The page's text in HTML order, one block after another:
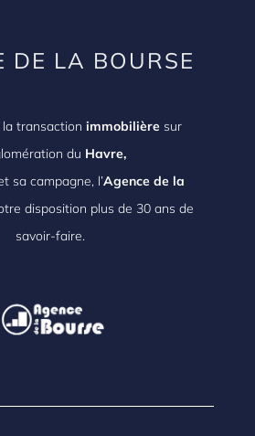
DE LA BOURSE
la transactionimmobilière sur
du Havre,
sa campagne, l’Agence de la
disposition plus de 30 ans de
savoir-faire.